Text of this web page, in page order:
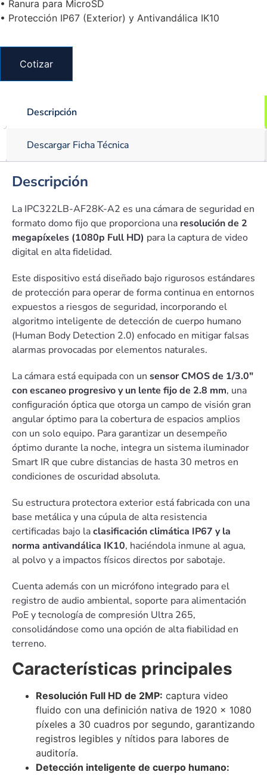
• Ranura para MicroSD
• Protección IP67 (Exterior) y Antivandálica IK10
Cotizar
Descripción
Descargar Ficha Técnica
Descripción
La IPC322LB-AF28K-A2 es una cámara de seguridad en
formato domo fijo que proporciona una resolución de 2
megapíxeles (1080p Full HD) para la captura de video
digital en alta fidelidad.
Este dispositivo está diseñado bajo rigurosos estándares
de protección para operar de forma continua en entornos
expuestos a riesgos de seguridad, incorporando el
algoritmo inteligente de detección de cuerpo humano
(Human Body Detection 2.0) enfocado en mitigar falsas
alarmas provocadas por elementos naturales.
La cámara está equipada con un sensor CMOS de 1/3.0″
con escaneo progresivo y un lente fijo de 2.8 mm, una
configuración óptica que otorga un campo de visión gran
angular óptimo para la cobertura de espacios amplios
con un solo equipo. Para garantizar un desempeño
óptimo durante la noche, integra un sistema iluminador
Smart IR que cubre distancias de hasta 30 metros en
condiciones de oscuridad absoluta.
Su estructura protectora exterior está fabricada con una
base metálica y una cúpula de alta resistencia
certificadas bajo laclasificación climática IP67 y la
norma antivandálica IK10, haciéndola inmune al agua,
al polvo y a impactos físicos directos por sabotaje.
Cuenta además con un micrófono integrado para el
registro de audio ambiental, soporte para alimentación
PoE y tecnología de compresión Ultra 265,
consolidándose como una opción de alta fiabilidad en
terreno.
Características principales
Resolución Full HD de 2MP: captura video
fluido con una definición nativa de 1920 x 1080
píxeles a 30 cuadros por segundo, garantizando
registros legibles y nítidos para labores de
auditoría.
Detección inteligente de cuerpo humano: